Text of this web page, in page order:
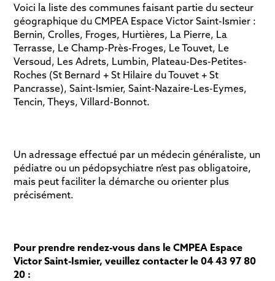
Voici la liste des communes faisant partie du secteur
géographique du CMPEA Espace Victor Saint-Ismier :
Bernin, Crolles, Froges, Hurtières, La Pierre, La
Terrasse, Le Champ-Près-Froges, Le Touvet, Le
Versoud, Les Adrets, Lumbin, Plateau-Des-Petites-
Roches (St Bernard + St Hilaire du Touvet + St
Pancrasse), Saint-Ismier, Saint-Nazaire-Les-Eymes,
Tencin, Theys, Villard-Bonnot.
Un adressage effectué par un médecin généraliste, un
pédiatre ou un pédopsychiatre n’est pas obligatoire,
mais peut faciliter la démarche ou orienter plus
précisément.
Pour prendre rendez-vous dans le CMPEA Espace
Victor Saint-Ismier, veuillez contacter le 04 43 97 80
20 :